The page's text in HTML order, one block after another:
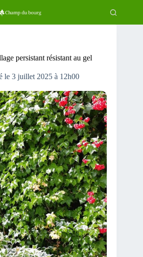
persistant résistant au gel
le 3 juillet 2025 à 12h00